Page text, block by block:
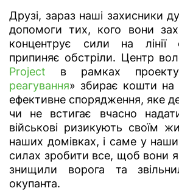
Друзі, зараз наші захисники
допомоги тих, кого вони
концентрує сили на
припиняє обстріли. Центр
Project в рамках
реагування» збирає кошти на
ефективне спорядження, яке
чи не встигає вчасно
військові ризикують своїм
наших домівках, і саме у
силах зробити все, щоб вони
знищили ворога та
окупанта.